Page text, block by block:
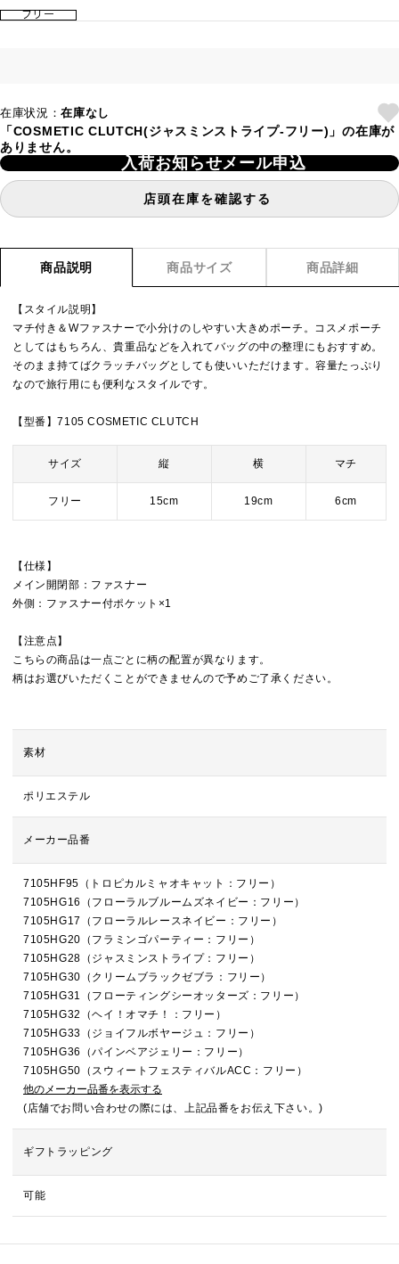
フリー
在庫状況：在庫なし
「COSMETIC CLUTCH(ジャスミンストライプ-フリー)」の在庫が
ありません。
入荷お知らせメール申込
店頭在庫を確認する
商品説明 商品サイズ 商品詳細
【スタイル説明】
マチ付き＆Wファスナーで小分けのしやすい大きめポーチ。コスメポーチ
としてはもちろん、貴重品などを入れてバッグの中の整理にもおすすめ。
そのまま持てばクラッチバッグとしても使いいただけます。容量たっぷり
なので旅行用にも便利なスタイルです。
【型番】7105 COSMETIC CLUTCH
サイズ 縦 横 マチ
フリー 15cm 19cm 6cm
【仕様】
メイン開閉部：ファスナー
外側：ファスナー付ポケット×1
【注意点】
こちらの商品は一点ごとに柄の配置が異なります。
柄はお選びいただくことができませんので予めご了承ください。
素材
ポリエステル
メーカー品番
7105HF95（トロピカルミャオキャット：フリー）
7105HG16（フローラルブルームズネイビー：フリー）
7105HG17（フローラルレースネイビー：フリー）
7105HG20（フラミンゴパーティー：フリー）
7105HG28（ジャスミンストライプ：フリー）
7105HG30（クリームブラックゼブラ：フリー）
7105HG31（フローティングシーオッターズ：フリー）
7105HG32（ヘイ！オマチ！：フリー）
7105HG33（ジョイフルボヤージュ：フリー）
7105HG36（パインベアジェリー：フリー）
7105HG50（スウィートフェスティバルACC：フリー）
他のメーカー品番を表示する
(店舗でお問い合わせの際には、上記品番をお伝え下さい。)
ギフトラッピング
可能